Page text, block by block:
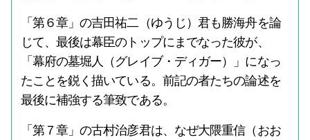
「第６章」の吉田祐二（ゆうじ）君も勝海舟を論
じて、最後は幕臣のトップにまでなった彼が、
「幕府の墓堀人（グレイブ・ディガー）」になっ
たことを鋭く描いている。前記の者たちの論述を
最後に補強する筆致である。
「第７章」の古村治彦君は、なぜ大隈重信（おお